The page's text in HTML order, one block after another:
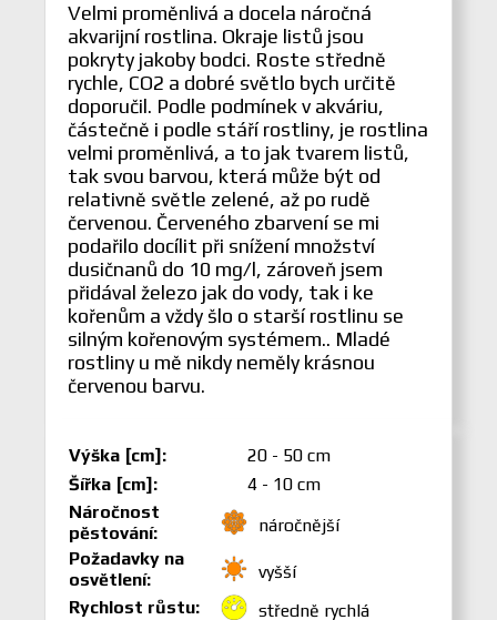
Velmi proměnlivá a docela náročná
akvarijní rostlina. Okraje listů jsou
pokryty jakoby bodci. Roste středně
rychle, CO2 a dobré světlo bych určitě
doporučil. Podle podmínek v akváriu,
částečně i podle stáří rostliny, je rostlina
velmi proměnlivá, a to jak tvarem listů,
tak svou barvou, která může být od
relativně světle zelené, až po rudě
červenou. Červeného zbarvení se mi
podařilo docílit při snížení množství
dusičnanů do 10 mg/l, zároveň jsem
přidával železo jak do vody, tak i ke
kořenům a vždy šlo o starší rostlinu se
silným kořenovým systémem.. Mladé
rostliny u mě nikdy neměly krásnou
červenou barvu.
Výška [cm]:
20 - 50 cm
Šířka [cm]:
4 - 10 cm
Náročnost
pěstování:
náročnější
Požadavky na
osvětlení:
vyšší
Rychlost růstu:
středně rychlá